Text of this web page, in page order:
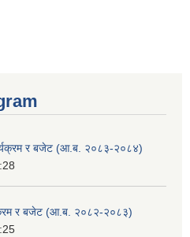
र बजेट (आ.ब. २०८३-२०८४)
र बजेट (आ.ब. २०८२-२०८३)